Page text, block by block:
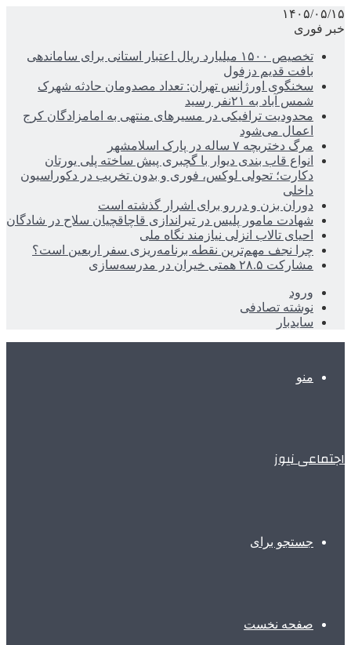
۱۴۰۵/۰۵/۱۵
خبر فوری
تخصیص ۱۵۰۰ میلیارد ریال اعتبار استانی برای ساماندهی
بافت قدیم دزفول
سخنگوی اورژانس تهران: تعداد مصدومان حادثه شهرک
شمس آباد به ۲۱نفر رسید
محدودیت ترافیکی در مسیرهای منتهی به امامزادگان کرج
اعمال می‌شود
مرگ دختربچه ۷ ساله در پارک اسلامشهر
انواع قاب بندی دیوار با گچبری پیش ساخته پلی یورتان
دکارت؛ تحولی لوکس، فوری و بدون تخریب در دکوراسیون
داخلی
دوران بزن و دررو برای اشرار گذشته است
شهادت مامور پلیس در تیراندازی قاچاقچیان سلاح در شادگان
احیای تالاب انزلی نیازمند نگاه ملی
چرا نجف مهم‌ترین نقطه برنامه‌ریزی سفر اربعین است؟
مشارکت ۲۸.۵ همتی خیران در مدرسه‌سازی
ورود
نوشته تصادفی
سایدبار
منو
اجتماعی نیوز
جستجو برای
صفحه نخست